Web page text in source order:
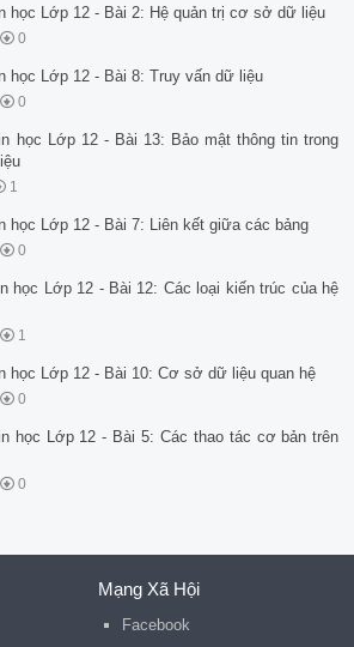
học Lớp 12 - Bài 2: Hệ quản trị cơ sở dữ liệu
0
học Lớp 12 - Bài 8: Truy vấn dữ liệu
0
học Lớp 12 - Bài 13: Bảo mật thông tin trong
1
học Lớp 12 - Bài 7: Liên kết giữa các bảng
0
học Lớp 12 - Bài 12: Các loại kiến trúc của hệ
1
học Lớp 12 - Bài 10: Cơ sở dữ liệu quan hệ
0
học Lớp 12 - Bài 5: Các thao tác cơ bản trên
0
Mạng Xã Hội
Facebook